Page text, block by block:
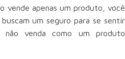
vende apenas um produto, você
um seguro para se sentir
não venda como um produto